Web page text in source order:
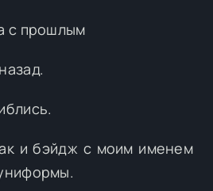
с прошлым
и бэйдж с моим именем